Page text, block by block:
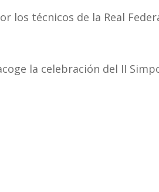
los técnicos de la Real
la celebración del II